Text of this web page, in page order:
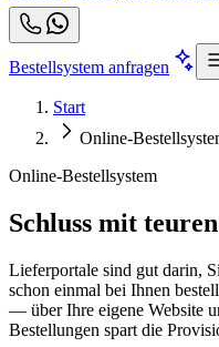
Bestellsystem anfragen
Start
Online-
Online-Bestellsystem
Schluss mit
Lieferportale sind gut darin,
schon einmal bei Ihnen
— über Ihre eigene Website
Bestellungen spart die